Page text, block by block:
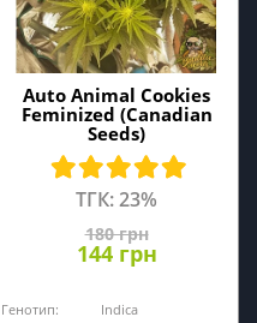
Auto Animal Cookies
Feminized (Canadian
Seeds)
ТГК: 23%
180 грн
144 грн
Генотип:
Indica